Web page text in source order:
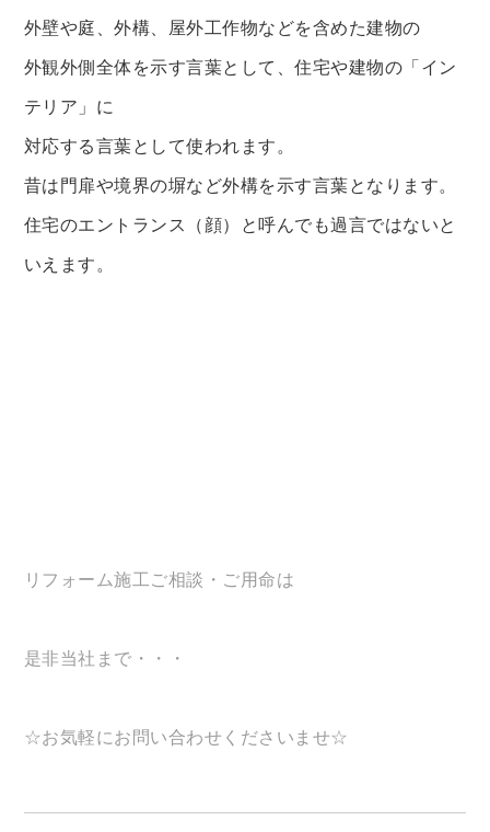
外壁や庭、外構、屋外工作物などを含めた建物の
外観外側全体を示す言葉として、住宅や建物の「イン
テリア」に
対応する言葉として使われます。
昔は門扉や境界の塀など外構を示す言葉となります。
住宅のエントランス（顔）と呼んでも過言ではないと
いえます。
リフォーム施工ご相談・ご用命は
是非当社まで・・・
☆お気軽にお問い合わせくださいませ☆